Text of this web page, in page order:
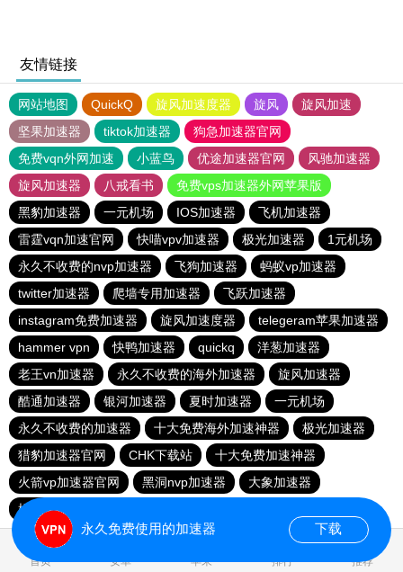
友情链接
网站地图 QuickQ 旋风加速度器 旋风
旋风加速
坚果加速器
tiktok加速器
狗急加速器官网
免费vqn外网加速
小蓝鸟 优途加速器官网
风驰加速器
旋风加速器
八戒看书
免费vps加速器外网苹果版
黑豹加速器
一元机场 IOS加速器
飞机加速器
雷霆vqn加速官网
快喵vpv加速器 极光加速器
1元机场
永久不收费的nvp加速器
飞狗加速器
蚂蚁vp加速器
twitter加速器
爬墙专用加速器
飞跃加速器
instagram免费加速器
旋风加速度器
telegeram苹果加速器
hammer vpn
快鸭加速器 quickq
洋葱加速器
老王vn加速器
永久不收费的海外加速器
旋风加速器
酷通加速器
银河加速器 夏时加速器
一元机场
永久不收费的加速器
十大免费海外加速神器
极光加速器
猎豹加速器官网
CHK下载站
十大免费加速神器
火箭vp加速器官网
黑洞nvp加速器
大象加速器
橘子加速器
首页 安卓 苹果 排行 推荐
永久免费使用的加速器 下载
0.824908s